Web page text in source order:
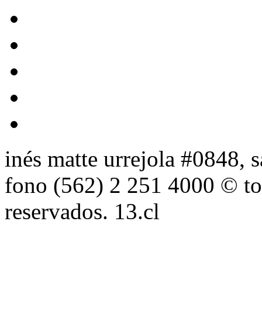
inés matte urrejola #0848,
fono (562) 2 251 4000 ©
reservados. 13.cl